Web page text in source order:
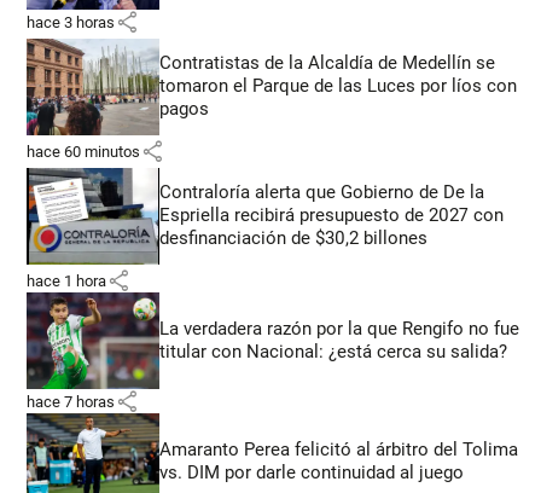
hace 3 horas share
Contratistas de la Alcaldía de Medellín se
tomaron el Parque de las Luces por líos con
pagos
hace 60 minutos share
Contraloría alerta que Gobierno de De la
Espriella recibirá presupuesto de 2027 con
desfinanciación de $30,2 billones
hace 1 hora share
La verdadera razón por la que Rengifo no fue
titular con Nacional: ¿está cerca su salida?
hace 7 horas share
Amaranto Perea felicitó al árbitro del Tolima
vs. DIM por darle continuidad al juego